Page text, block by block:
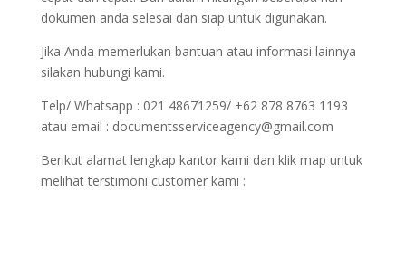
dokumen anda selesai dan siap untuk digunakan.
Jika Anda memerlukan bantuan atau informasi lainnya
silakan hubungi kami.
Telp/ Whatsapp : 021 48671259/ +62 878 8763 1193
atau email : documentsserviceagency@gmail.com
Berikut alamat lengkap kantor kami dan klik map untuk
melihat terstimoni customer kami :